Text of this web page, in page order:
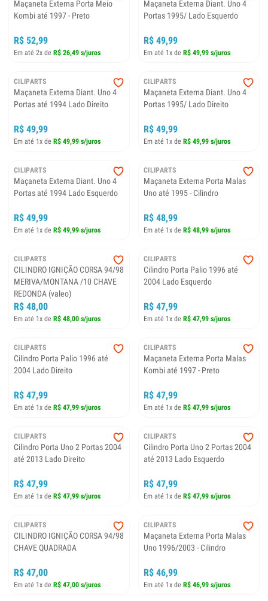
Maçaneta Externa Porta Meio
Kombi até 1997 - Preto
R$ 52,99
Em até 2x de R$ 26,49 s/juros
Maçaneta Externa Diant. Uno 4
Portas 1995/ Lado Esquerdo
R$ 49,99
Em até 1x de R$ 49,99 s/juros
CILIPARTS
Maçaneta Externa Diant. Uno 4
Portas até 1994 Lado Direito
R$ 49,99
Em até 1x de R$ 49,99 s/juros
CILIPARTS
Maçaneta Externa Diant. Uno 4
Portas 1995/ Lado Direito
R$ 49,99
Em até 1x de R$ 49,99 s/juros
CILIPARTS
Maçaneta Externa Diant. Uno 4
Portas até 1994 Lado Esquerdo
R$ 49,99
Em até 1x de R$ 49,99 s/juros
CILIPARTS
Maçaneta Externa Porta Malas
Uno até 1995 - Cilindro
R$ 48,99
Em até 1x de R$ 48,99 s/juros
CILIPARTS
CILINDRO IGNIÇÃO CORSA 94/98
MERIVA/MONTANA /10 CHAVE
REDONDA (valeo)
R$ 48,00
Em até 1x de R$ 48,00 s/juros
CILIPARTS
Cilindro Porta Palio 1996 até
2004 Lado Esquerdo
R$ 47,99
Em até 1x de R$ 47,99 s/juros
CILIPARTS
Cilindro Porta Palio 1996 até
2004 Lado Direito
R$ 47,99
Em até 1x de R$ 47,99 s/juros
CILIPARTS
Maçaneta Externa Porta Malas
Kombi até 1997 - Preto
R$ 47,99
Em até 1x de R$ 47,99 s/juros
CILIPARTS
Cilindro Porta Uno 2 Portas 2004
até 2013 Lado Direito
R$ 47,99
Em até 1x de R$ 47,99 s/juros
CILIPARTS
Cilindro Porta Uno 2 Portas 2004
até 2013 Lado Esquerdo
R$ 47,99
Em até 1x de R$ 47,99 s/juros
CILIPARTS
CILINDRO IGNIÇÃO CORSA 94/98
CHAVE QUADRADA
R$ 47,00
Em até 1x de R$ 47,00 s/juros
CILIPARTS
Maçaneta Externa Porta Malas
Uno 1996/2003 - Cilindro
R$ 46,99
Em até 1x de R$ 46,99 s/juros